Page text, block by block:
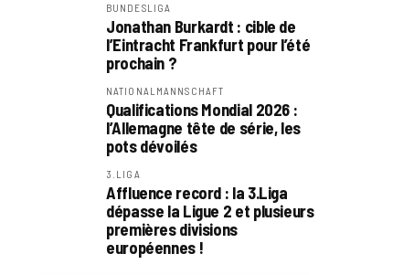
BUNDESLIGA
Jonathan Burkardt : cible de
l’Eintracht Frankfurt pour l’été
prochain ?
NATIONALMANNSCHAFT
Qualifications Mondial 2026 :
l’Allemagne tête de série, les
pots dévoilés
3.LIGA
Affluence record : la 3.Liga
dépasse la Ligue 2 et plusieurs
premières divisions
européennes !